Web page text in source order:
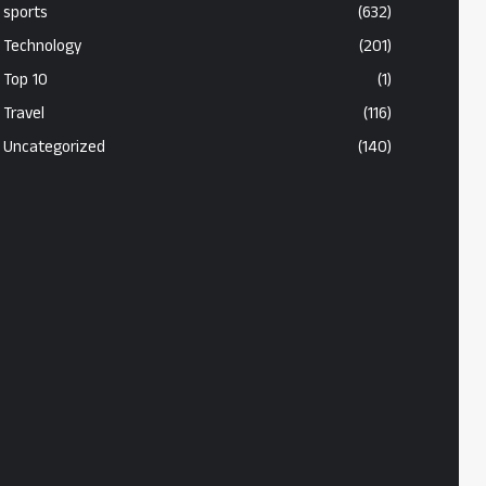
sports
(632)
Technology
(201)
Top 10
(1)
Travel
(116)
Uncategorized
(140)